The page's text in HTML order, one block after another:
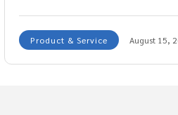
และสั่งซื้อได้ที่ ID line:joopjuice.
Product & Service August 15,